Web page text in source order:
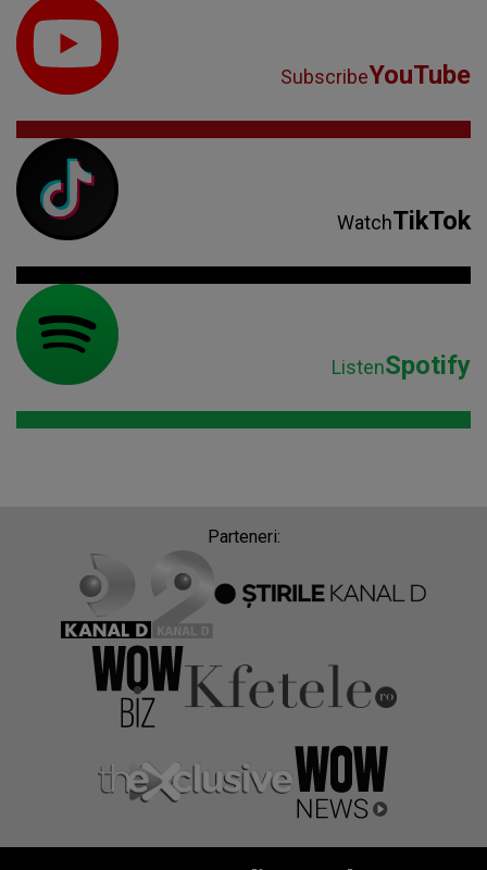
SubscribeYouTube
WatchTikTok
ListenSpotify
Parteneri: